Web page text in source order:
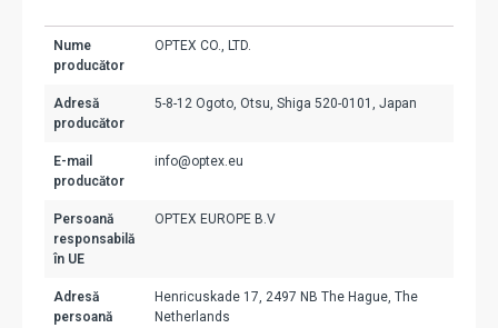
Nume
producător
OPTEX CO., LTD.
Adresă
producător
5-8-12 Ogoto, Otsu, Shiga 520-0101, Japan
E-mail
producător
info@optex.eu
Persoană
responsabilă
în UE
OPTEX EUROPE B.V
Adresă
persoană
Henricuskade 17, 2497 NB The Hague, The
Netherlands